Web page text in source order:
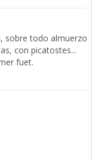
sobre todo almuerzo
con picatostes...
fuet.